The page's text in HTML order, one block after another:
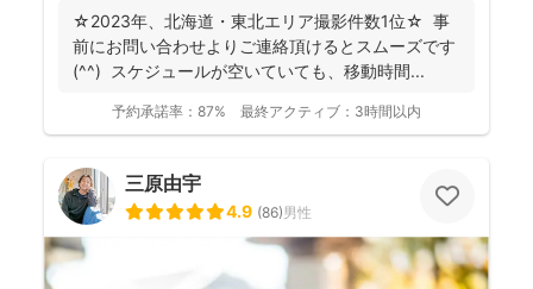
☆2023年、北海道・東北エリア撮影件数1位☆ 事
前にお問い合わせよりご連絡頂けるとスムーズです
(^^) スケジュールが空いていても、移動時間...
予約承諾率： 87% 最終アクティブ： 3時間以内
三原由宇
4.9 (86)男性